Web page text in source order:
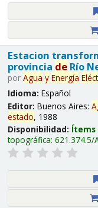
Estacion
provincia deRío
por Agua y Energía
Idioma: Español
Editor: Buenos Aires:
estado, 1988
Disponibilidad: Ítems
topográfica: 621.374.5/